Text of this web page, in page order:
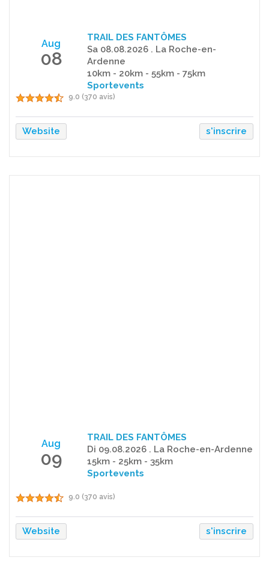
Aug
08
TRAIL DES FANTÔMES
Sa 08.08.2026 . La Roche-en-
Ardenne
10km - 20km - 55km - 75km
Sportevents
9.0 (370 avis)
Website s'inscrire
Aug
09
TRAIL DES FANTÔMES
Di 09.08.2026 . La Roche-en-Ardenne
15km - 25km - 35km
Sportevents
9.0 (370 avis)
Website s'inscrire